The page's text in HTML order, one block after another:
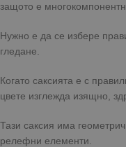
защото е
Нужно е да се избере
гледане.
Когато саксията е с
цвете изглежда изящно,
Тази саксия има
релефни елементи.